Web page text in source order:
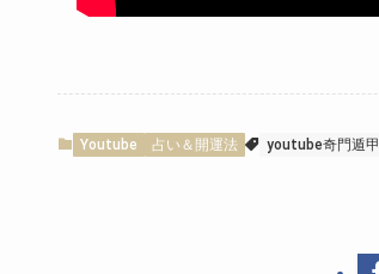
Youtube 占い＆開運法 youtube奇門遁甲